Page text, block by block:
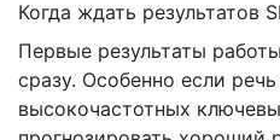
Когда ждать результатов
Первые результаты
сразу. Особенно если
высокочастотных